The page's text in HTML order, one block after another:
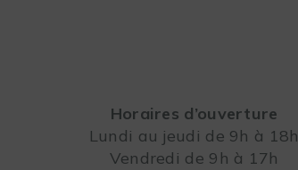
Horaires d’ouverture
Lundi au jeudi de 9h à 18h
Vendredi de 9h à 17h